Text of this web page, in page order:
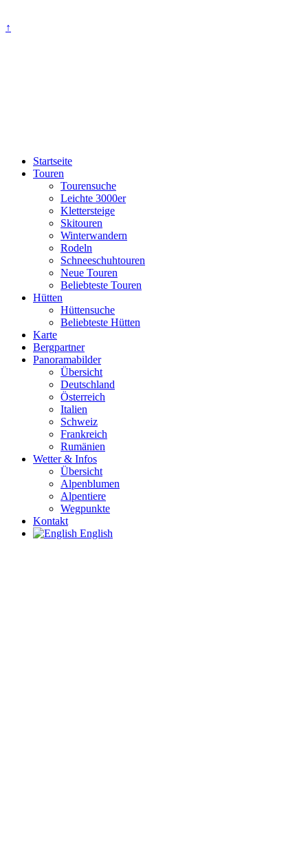
↑
Startseite
Touren
Tourensuche
Leichte 3000er
Klettersteige
Skitouren
Winterwandern
Rodeln
Schneeschuhtouren
Neue Touren
Beliebteste Touren
Hütten
Hüttensuche
Beliebteste Hütten
Karte
Bergpartner
Panoramabilder
Übersicht
Deutschland
Österreich
Italien
Schweiz
Frankreich
Rumänien
Wetter & Infos
Übersicht
Alpenblumen
Alpentiere
Wegpunkte
Kontakt
English